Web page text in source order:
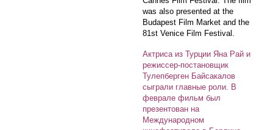
was also presented at the
Budapest Film Market and the
81st Venice Film Festival.
Актриса из Турции Яна Рай и
режиссер-постановщик
Тулепберген Байсакалов
сыграли главные роли. В
феврале фильм был
презентован на
Международном